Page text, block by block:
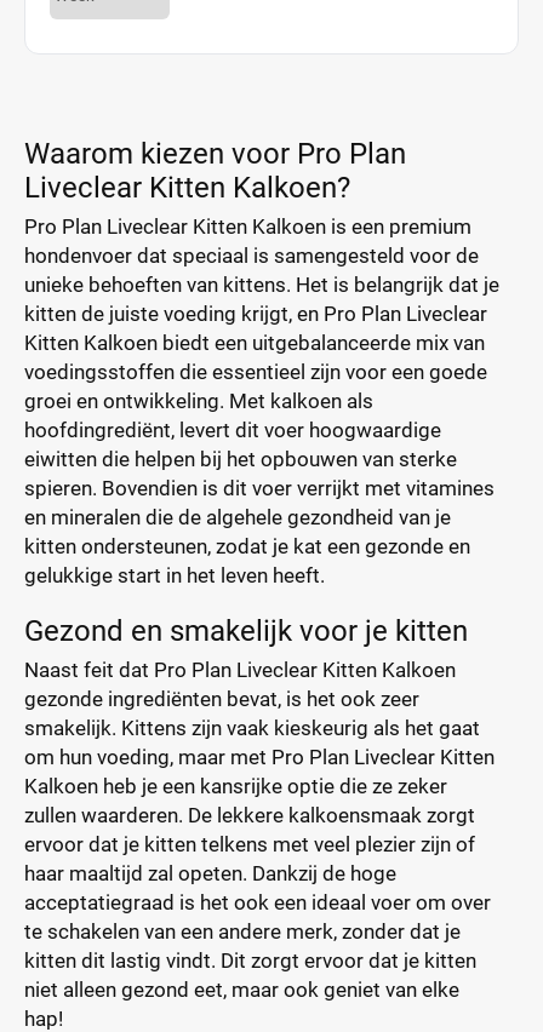
Waarom kiezen voor Pro Plan
Liveclear Kitten Kalkoen?
Pro Plan Liveclear Kitten Kalkoen is een premium
hondenvoer dat speciaal is samengesteld voor de
unieke behoeften van kittens. Het is belangrijk dat je
kitten de juiste voeding krijgt, en Pro Plan Liveclear
Kitten Kalkoen biedt een uitgebalanceerde mix van
voedingsstoffen die essentieel zijn voor een goede
groei en ontwikkeling. Met kalkoen als
hoofdingrediënt, levert dit voer hoogwaardige
eiwitten die helpen bij het opbouwen van sterke
spieren. Bovendien is dit voer verrijkt met vitamines
en mineralen die de algehele gezondheid van je
kitten ondersteunen, zodat je kat een gezonde en
gelukkige start in het leven heeft.
Gezond en smakelijk voor je kitten
Naast feit dat Pro Plan Liveclear Kitten Kalkoen
gezonde ingrediënten bevat, is het ook zeer
smakelijk. Kittens zijn vaak kieskeurig als het gaat
om hun voeding, maar met Pro Plan Liveclear Kitten
Kalkoen heb je een kansrijke optie die ze zeker
zullen waarderen. De lekkere kalkoensmaak zorgt
ervoor dat je kitten telkens met veel plezier zijn of
haar maaltijd zal opeten. Dankzij de hoge
acceptatiegraad is het ook een ideaal voer om over
te schakelen van een andere merk, zonder dat je
kitten dit lastig vindt. Dit zorgt ervoor dat je kitten
niet alleen gezond eet, maar ook geniet van elke
hap!